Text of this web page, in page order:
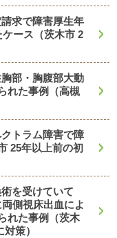
求で障害厚生年
ース（茨木市 2
部・胸腹部大動
れた事例（高槻
トラム障害で障
25年以上前の初
を受けていて
側視床出血によ
れた事例（茨木
策）